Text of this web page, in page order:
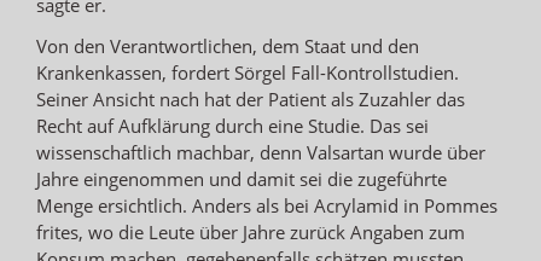
Von den Verantwortlichen, dem Staat und den
Krankenkassen, fordert Sörgel Fall-Kontrollstudien.
Seiner Ansicht nach hat der Patient als Zuzahler das
Recht auf Aufklärung durch eine Studie. Das sei
wissenschaftlich machbar, denn Valsartan wurde über
Jahre eingenommen und damit sei die zugeführte
Menge ersichtlich. Anders als bei Acrylamid in Pommes
frites, wo die Leute über Jahre zurück Angaben zum